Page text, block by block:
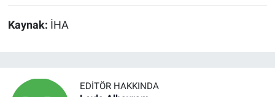
Kaynak: İHA
EDITÖR HAKKINDA